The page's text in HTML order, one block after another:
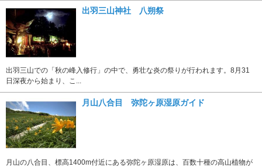
出羽三山神社 八朔祭
出羽三山での「秋の峰入修行」の中で、勇壮な炎の祭りが行われます。8月31
日深夜から始まり、こ...
月山八合目 弥陀ヶ原湿原ガイド
月山の八合目、標高1400m付近にある弥陀ヶ原湿原は、百数十種の高山植物が